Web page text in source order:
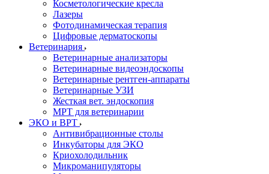
Косметологические кресла
Лазеры
Фотодинамическая терапия
Цифровые дерматоскопы
Ветеринария
Ветеринарные анализаторы
Ветеринарные видеоэндоскопы
Ветеринарные рентген-аппараты
Ветеринарные УЗИ
Жесткая вет. эндоскопия
МРТ для ветеринарии
ЭКО и ВРТ
Антивибрационные столы
Инкубаторы для ЭКО
Криохолодильник
Микроманипуляторы